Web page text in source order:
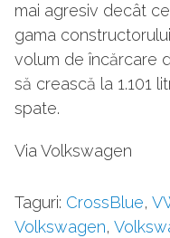
mai agresiv decât
gama
volum de încărcare
să crească la 1.101
spate.
Via Volkswagen
Taguri: CrossBlue,
Volkswagen,